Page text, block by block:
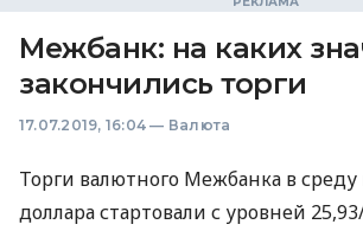
Межбанк: на каких
закончились торги
17.07.2019, 16:04 — Валюта
Торги валютного Межбанка в среду
доллара стартовали с уровней